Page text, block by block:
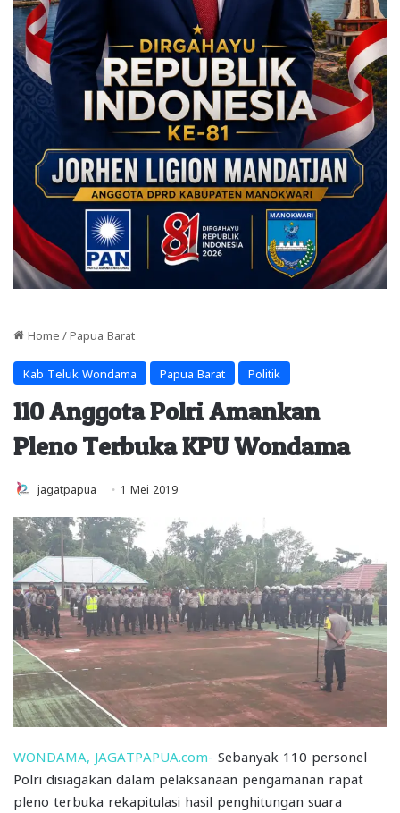
Home / Papua Barat
Kab Teluk Wondama Papua Barat Politik
110 Anggota Polri Amankan
Pleno Terbuka KPU Wondama
jagatpapua 1 Mei 2019
WONDAMA, JAGATPAPUA.com- Sebanyak 110 personel
Polri disiagakan dalam pelaksanaan pengamanan rapat
pleno terbuka rekapitulasi hasil penghitungan suara